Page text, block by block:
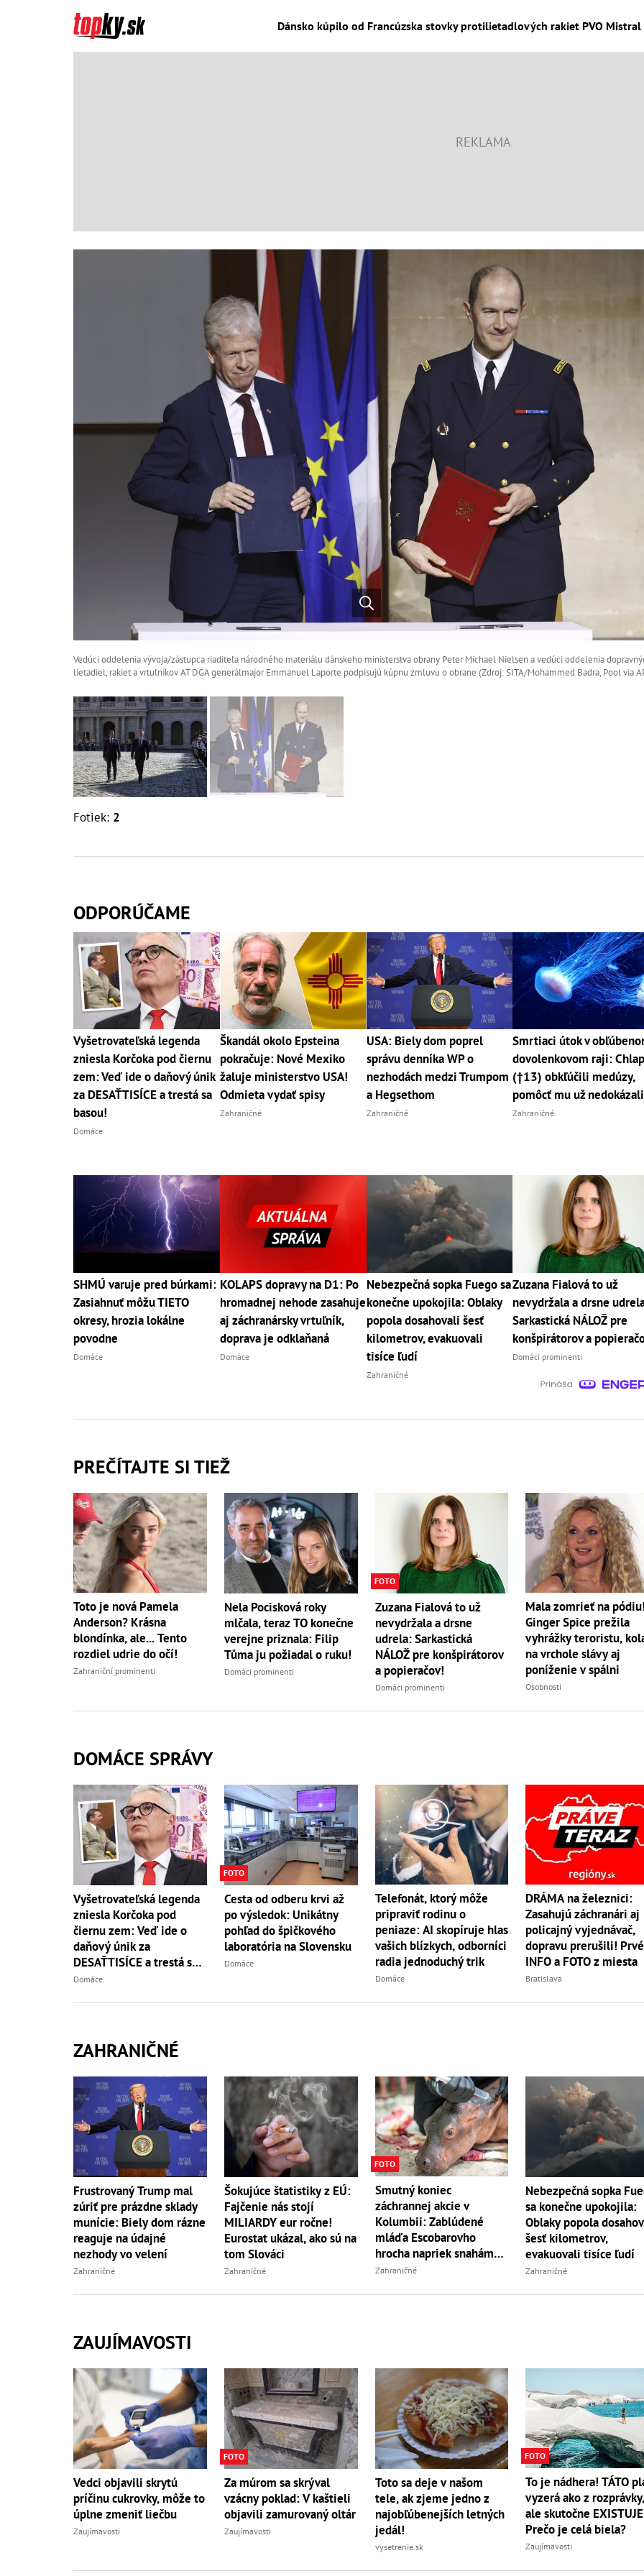
Dánsko kúpilo od Francúzska stovky protilietadlových rakiet PVO
Vedúci oddelenia vývoja/zástupca riaditeľa národného materiálu dánskeho ministerstva obrany Peter Michael Nielsen a vedúci oddelenia
lietadiel, rakiet a vrtuľníkov AT DGA generálmajor Emmanuel Laporte podpisujú kúpnu zmluvu o obrane (Zdroj: SITA/Mohammed Badra, Pool via
Fotiek: 2
ODPORÚČAME
Vyšetrovateľská legenda
zniesla Korčoka pod čiernu
zem: Veď ide o daňový únik
za DESAŤTISÍCE a trestá sa
basou!
Domáce
Škandál okolo Epsteina
pokračuje: Nové Mexiko
žaluje ministerstvo USA!
Odmieta vydať spisy
Zahraničné
USA: Biely dom poprel
správu denníka WP o
nezhodách medzi Trumpom
a Hegsethom
Zahraničné
Smrtiaci útok v
dovolenkovom raji:
(†13) obkľúčili medúzy,
pomôcť mu už nedokázali
Zahraničné
SHMÚ varuje pred búrkami:
Zasiahnuť môžu TIETO
okresy, hrozia lokálne
povodne
Domáce
KOLAPS dopravy na D1: Po
hromadnej nehode zasahuje
aj záchranársky vrtuľník,
doprava je odklaňaná
Domáce
Nebezpečná sopka Fuego sa
konečne upokojila: Oblaky
popola dosahovali šesť
kilometrov, evakuovali
tisíce ľudí
Zahraničné
Zuzana Fialová to už
nevydržala a drsne
Sarkastická NÁLOŽ pre
konšpirátorov a
Domáci prominenti
PREČÍTAJTE SI TIEŽ
Toto je nová Pamela
Anderson? Krásna
blondínka, ale... Tento
rozdiel udrie do očí!
Zahraniční prominenti
Nela Pocisková roky
mlčala, teraz TO konečne
verejne priznala: Filip
Tůma ju požiadal o ruku!
Domáci prominenti
FOTO
Zuzana Fialová to už
nevydržala a drsne
udrela: Sarkastická
NÁLOŽ pre konšpirátorov
a popieračov!
Domáci prominenti
Mala zomrieť na
Ginger Spice prežila
vyhrážky teroristu,
na vrchole slávy aj
poníženie v spálni
Osobnosti
DOMÁCE SPRÁVY
Vyšetrovateľská legenda
zniesla Korčoka pod
čiernu zem: Veď ide o
daňový únik za
DESAŤTISÍCE a trestá sa
basou!
Domáce
FOTO
Cesta od odberu krvi až
po výsledok: Unikátny
pohľad do špičkového
laboratória na Slovensku
Domáce
Telefonát, ktorý môže
pripraviť rodinu o
peniaze: AI skopíruje hlas
vašich blízkych, odborníci
radia jednoduchý trik
Domáce
DRÁMA na železnici:
Zasahujú záchranári aj
policajný vyjednávač,
dopravu prerušili! Prvé
INFO a FOTO z miesta
Bratislava
ZAHRANIČNÉ
Frustrovaný Trump mal
zúriť pre prázdne sklady
munície: Biely dom rázne
reaguje na údajné
nezhody vo velení
Zahraničné
Šokujúce štatistiky z EÚ:
Fajčenie nás stojí
MILIARDY eur ročne!
Eurostat ukázal, ako sú na
tom Slováci
Zahraničné
FOTO
Smutný koniec
záchrannej akcie v
Kolumbii: Zablúdené
mláďa Escobarovho
hrocha napriek snahám
úradov uhynulo
Zahraničné
Nebezpečná sopka
sa konečne upokojila:
Oblaky popola
šesť kilometrov,
evakuovali tisíce ľudí
Zahraničné
ZAUJÍMAVOSTI
Vedci objavili skrytú
príčinu cukrovky, môže to
úplne zmeniť liečbu
Zaujímavosti
FOTO
Za múrom sa skrýval
vzácny poklad: V kaštieli
objavili zamurovaný oltár
Zaujímavosti
Toto sa deje v našom
tele, ak zjeme jedno z
najobľúbenejších letných
jedál!
vysetrenie.sk
FOTO
To je nádhera! TÁTO
vyzerá ako z
ale skutočne
Prečo je celá biela?
Zaujímavosti